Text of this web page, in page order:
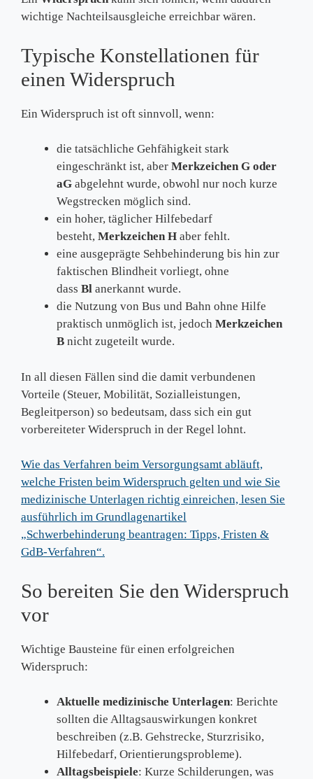
wichtige Nachteilsausgleiche erreichbar wären.
Typische Konstellationen für
einen Widerspruch
Ein Widerspruch ist oft sinnvoll, wenn:
die tatsächliche Gehfähigkeit stark
eingeschränkt ist, aber Merkzeichen G oder
aG abgelehnt wurde, obwohl nur noch kurze
Wegstrecken möglich sind.
ein hoher, täglicher Hilfebedarf
besteht, Merkzeichen H aber fehlt.
eine ausgeprägte Sehbehinderung bis hin zur
faktischen Blindheit vorliegt, ohne
dass Bl anerkannt wurde.
die Nutzung von Bus und Bahn ohne Hilfe
praktisch unmöglich ist, jedoch Merkzeichen
B nicht zugeteilt wurde.
In all diesen Fällen sind die damit verbundenen
Vorteile (Steuer, Mobilität, Sozialleistungen,
Begleitperson) so bedeutsam, dass sich ein gut
vorbereiteter Widerspruch in der Regel lohnt.
Wie das Verfahren beim Versorgungsamt abläuft,
welche Fristen beim Widerspruch gelten und wie Sie
medizinische Unterlagen richtig einreichen, lesen Sie
ausführlich im Grundlagenartikel
„Schwerbehinderung beantragen: Tipps, Fristen &
GdB-Verfahren“.
So bereiten Sie den Widerspruch
vor
Wichtige Bausteine für einen erfolgreichen
Widerspruch:
Aktuelle medizinische Unterlagen: Berichte
sollten die Alltagsauswirkungen konkret
beschreiben (z.B. Gehstrecke, Sturzrisiko,
Hilfebedarf, Orientierungsprobleme).
Alltagsbeispiele: Kurze Schilderungen, was